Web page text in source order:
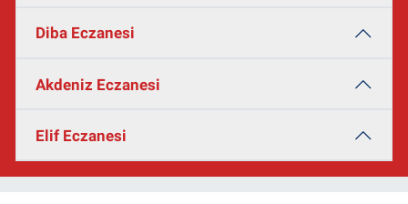
Diba Eczanesi
Akdeniz Eczanesi
Elif Eczanesi